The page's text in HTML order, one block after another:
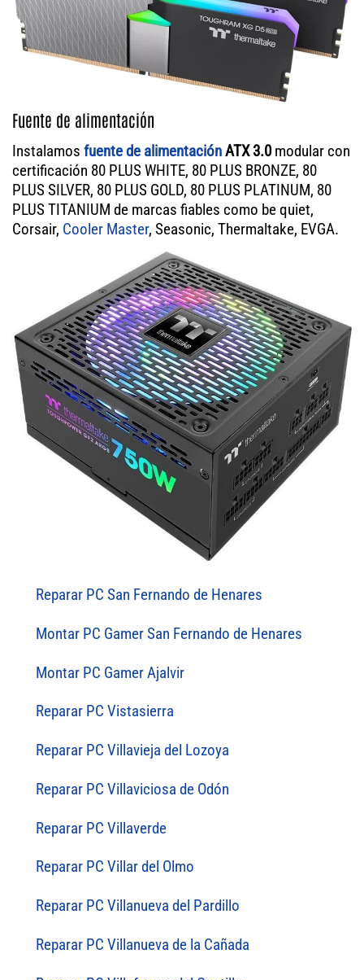
Fuente de alimentación
Instalamos fuente de alimentaciónATX 3.0 modular con
certificación 80 PLUS WHITE, 80 PLUS BRONZE, 80
PLUS SILVER, 80 PLUS GOLD, 80 PLUS PLATINUM, 80
PLUS TITANIUM de marcas fiables como be quiet,
Corsair, Cooler Master, Seasonic, Thermaltake, EVGA.
Reparar PC San Fernando de Henares
Montar PC Gamer San Fernando de Henares
Montar PC Gamer Ajalvir
Reparar PC Vistasierra
Reparar PC Villavieja del Lozoya
Reparar PC Villaviciosa de Odón
Reparar PC Villaverde
Reparar PC Villar del Olmo
Reparar PC Villanueva del Pardillo
Reparar PC Villanueva de la Cañada